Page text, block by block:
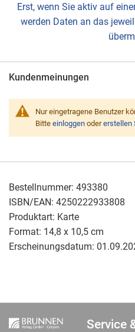
Bestellnummer: 493380
ISBN/EAN: 4250222933808
Produktart: Karte
Format: 14,8 x 10,5 cm
Erscheinungsdatum:
Erst, wenn Sie aktiv auf
werden Daten an das
Kundenmeinungen
Nur eingetragene Benutzer
Bitte einloggen odererstellen
Service